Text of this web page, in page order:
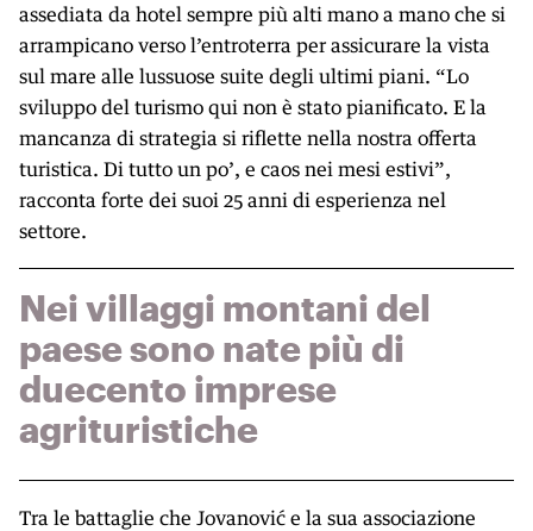
assediata da hotel sempre più alti mano a mano che si
arrampicano verso l’entroterra per assicurare la vista
sul mare alle lussuose suite degli ultimi piani. “Lo
sviluppo del turismo qui non è stato pianificato. E la
mancanza di strategia si riflette nella nostra offerta
turistica. Di tutto un po’, e caos nei mesi estivi”,
racconta forte dei suoi 25 anni di esperienza nel
settore.
Nei villaggi montani del
paese sono nate più di
duecento imprese
agrituristiche
Tra le battaglie che Jovanović e la sua associazione